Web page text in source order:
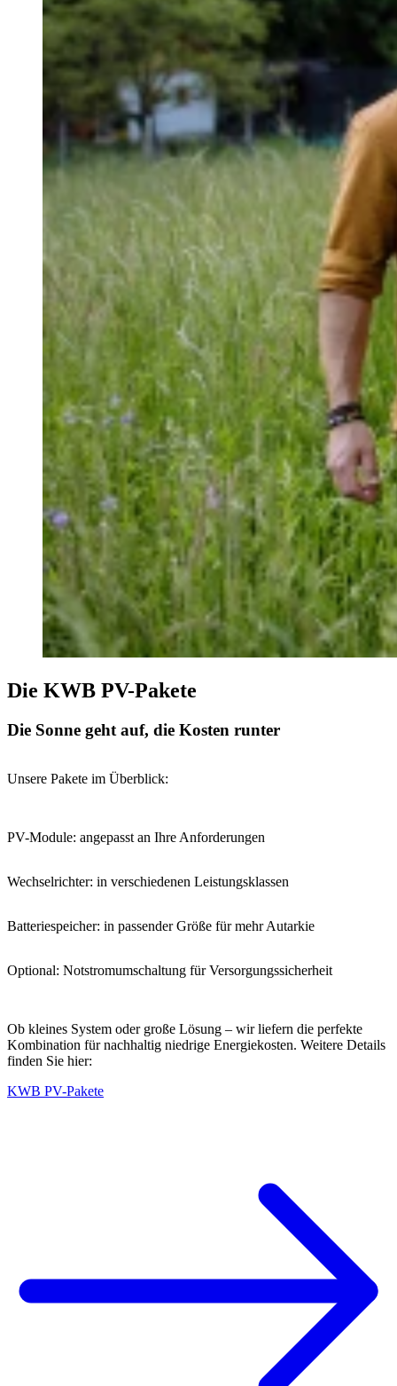
Die KWB PV-Pakete
Die Sonne geht auf, die Kosten runter
Unsere Pakete im Überblick:
PV-Module: angepasst an Ihre Anforderungen
Wechselrichter: in verschiedenen Leistungsklassen
Batteriespeicher: in passender Größe für mehr Autarkie
Optional: Notstromumschaltung für Versorgungssicherheit
Ob kleines System oder große Lösung – wir liefern die perfekte
Kombination für nachhaltig niedrige Energiekosten. Weitere Details
finden Sie hier:
KWB PV-Pakete